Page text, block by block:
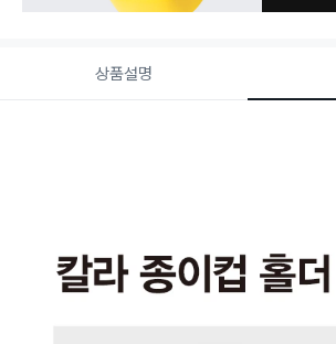
상품설명